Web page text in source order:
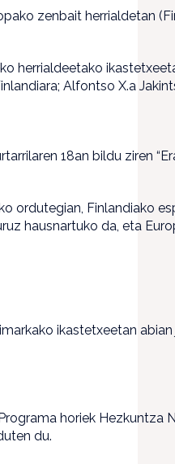
zenbait
herrialdeetako
Alfontso X.a
18an bildu ziren
Finlandiako
hausnartuko da, eta
ikastetxeetan
horiek
du.